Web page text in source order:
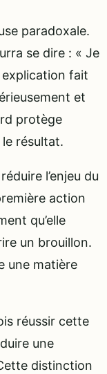
paradoxale.
se dire : « Je
explication fait
et
protège
le résultat.
l’enjeu du
action
qu’elle
un brouillon.
une matière
réussir cette
une
distinction